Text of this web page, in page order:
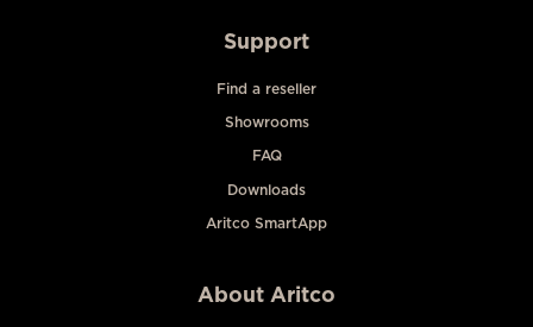
Support
Find a reseller
Showrooms
FAQ
Downloads
Aritco SmartApp
About Aritco